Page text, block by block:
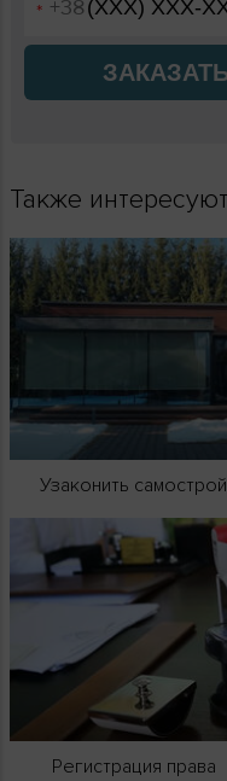
Также
Узаконить самострой
Регистрация права